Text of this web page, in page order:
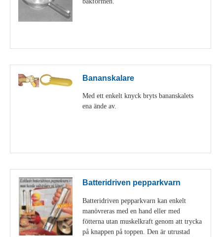
Bananskalare
Med ett enkelt knyck bryts bananskalets
ena ände av.
Batteridriven pepparkvarn
Batteridriven pepparkvarn kan enkelt
manövreras med en hand eller med
fötterna utan muskelkraft genom att trycka
på knappen på toppen. Den är utrustad